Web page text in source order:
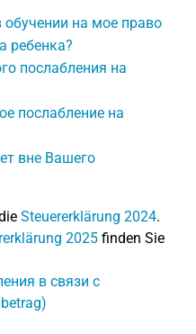
на мое право
ребенка?
послабления на
послабление на
вне Вашего
Steuererklärung 2024.
2025 finden Sie
в связи с